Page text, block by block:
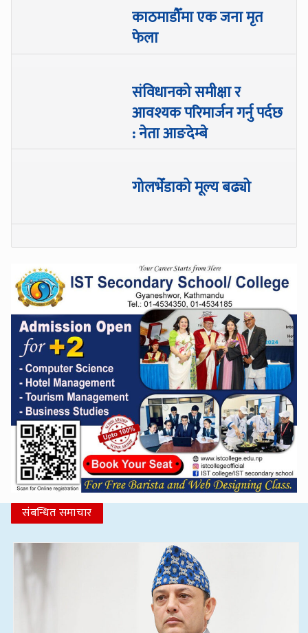
काठमाडौँमा एक जना मृत
फेला
संविधानको समीक्षा र
आवश्यक परिमार्जन गर्नु पर्दछ
: नेता आङदेम्बे
गोलभेँडाको मूल्य बढ्यो
संबन्धित समाचार